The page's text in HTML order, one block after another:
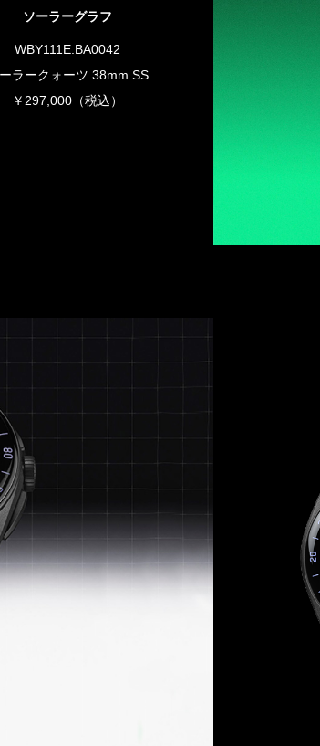
ソーラーグラフ
WBY111E.BA0042
ラークォーツ 38mm SS
￥297,000（税込）